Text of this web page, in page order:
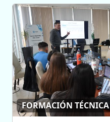
FORMACIÓN TÉCNICA